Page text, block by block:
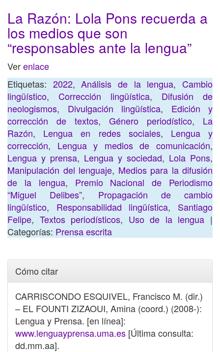
La Razón: Lola Pons recuerda a
los medios que son
“responsables ante la lengua”
Verenlace
Etiquetas: 2022,Análisis de la lengua,Cambio
lingüístico, Corrección lingüística, Difusión de
neologismos, Divulgación lingüística, Edición y
corrección de textos, Género periodístico, La
Razón, Lengua en redes sociales, Lengua y
corrección, Lengua y medios de comunicación,
Lengua y prensa, Lengua y sociedad, Lola Pons,
Manipulación del lenguaje, Medios para la difusión
de la lengua, Premio Nacional de Periodismo
“Miguel Delibes”, Propagación de cambio
lingüístico, Responsabilidad lingüística, Santiago
Felipe, Textos periodísticos, Uso de la lengua |
Categorías: Prensa escrita
Cómo citar
CARRISCONDO ESQUIVEL, Francisco M. (dir.)
– EL FOUNTI ZIZAOUI, Amina (coord.) (2008-):
Lengua y Prensa. [en línea]:
www.lenguayprensa.uma.es [Última consulta:
dd.mm.aa].